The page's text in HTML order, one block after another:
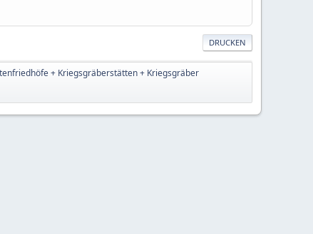
DRUCKEN
+ Kriegsgräberstätten + Kriegsgräber